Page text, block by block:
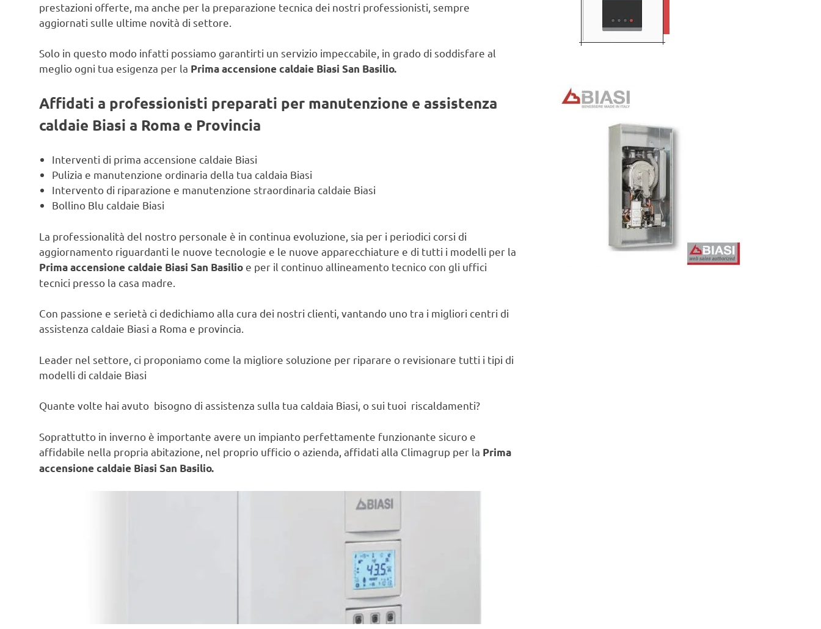
prestazioni offerte, ma anche per la preparazione tecnica dei nostri professionisti, sempre
aggiornati sulle ultime novità di settore.
Solo in questo modo infatti possiamo garantirti un servizio impeccabile, in grado di soddisfare al
meglio ogni tua esigenza per la Prima accensione caldaie Biasi San Basilio.
Affidati a professionisti preparati per manutenzione e assistenza
caldaie Biasi a Roma e Provincia
Interventi di prima accensione caldaie Biasi
Pulizia e manutenzione ordinaria della tua caldaia Biasi
Intervento di riparazione e manutenzione straordinaria caldaie Biasi
Bollino Blu caldaie Biasi
La professionalità del nostro personale è in continua evoluzione, sia per i periodici corsi di
aggiornamento riguardanti le nuove tecnologie e le nuove apparecchiature e di tutti i modelli per la
Prima accensione caldaie Biasi San Basilio e per il continuo allineamento tecnico con gli uffici
tecnici presso la casa madre.
Con passione e serietà ci dedichiamo alla cura dei nostri clienti, vantando uno tra i migliori centri di
assistenza caldaie Biasi a Roma e provincia.
Leader nel settore, ci proponiamo come la migliore soluzione per riparare o revisionare tutti i tipi di
modelli di caldaie Biasi
Quante volte hai avuto bisogno di assistenza sulla tua caldaia Biasi, o sui tuoi riscaldamenti?
Soprattutto in inverno è importante avere un impianto perfettamente funzionante sicuro e
affidabile nella propria abitazione, nel proprio ufficio o azienda, affidati alla Climagrup per la Prima
accensione caldaie Biasi San Basilio.